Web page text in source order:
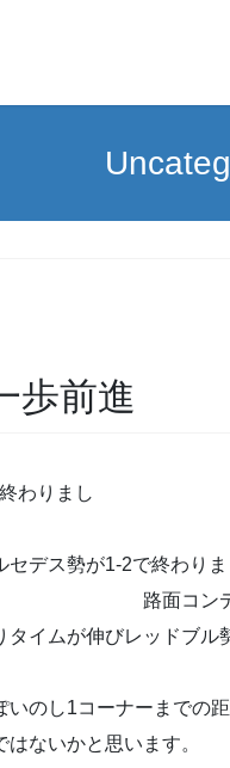
歩前進
わりまし
デス勢が1-2で終わりま
ョンの
ムが伸びレッドブル
のし1コーナーまでの
ないかと思います。